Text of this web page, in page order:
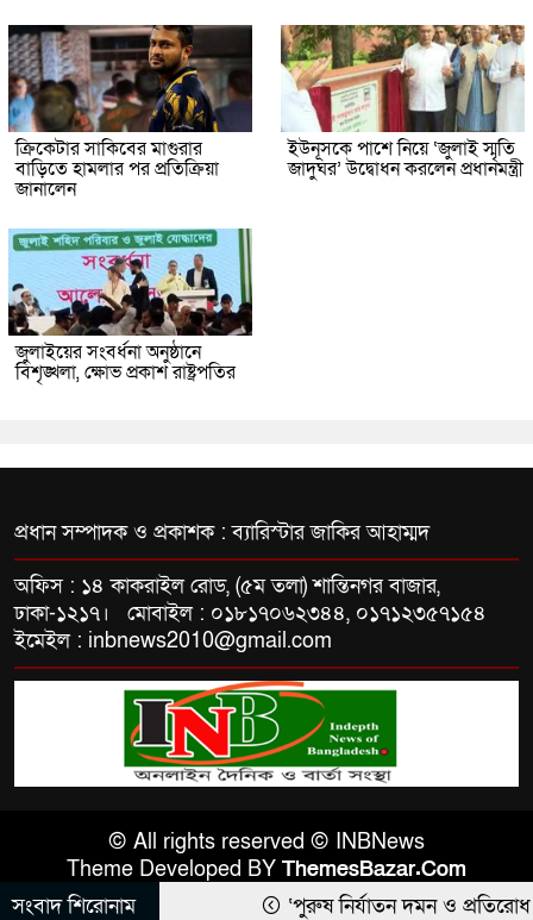
ক্রিকেটার সাকিবের মাগুরার
বাড়িতে হামলার পর প্রতিক্রিয়া
জানালেন
ইউনূসকে পাশে নিয়ে ‘জুলাই স্মৃতি
জাদুঘর’ উদ্বোধন করলেন প্রধানমন্ত্রী
জুলাইয়ের সংবর্ধনা অনুষ্ঠানে
বিশৃঙ্খলা, ক্ষোভ প্রকাশ রাষ্ট্রপতির
প্রধান সম্পাদক ও প্রকাশক : ব্যারিস্টার জাকির আহাম্মদ
অফিস : ১৪ কাকরাইল রোড, (৫ম তলা) শান্তিনগর বাজার,
ঢাকা-১২১৭। মোবাইল : ০১৮১৭০৬২৩৪৪, ০১৭১২৩৫৭১৫৪
ইমেইল : inbnews2010@gmail.com
© All rights reserved © INBNews
Theme Developed BY ThemesBazar.Com
সংবাদ শিরোনাম
‘পুরুষ নির্যাতন দমন ও প্রতিরোধ